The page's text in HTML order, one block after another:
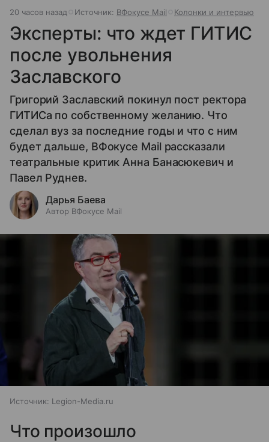
20 часов назад Источник: ВФокусе Mail Колонки и интервью
Эксперты: что ждет ГИТИС
после увольнения
Заславского
Григорий Заславский покинул пост ректора
ГИТИСа по собственному желанию. Что
сделал вуз за последние годы и что с ним
будет дальше, ВФокусе Mail рассказали
театральные критик Анна Банасюкевич и
Павел Руднев.
Дарья Баева
Автор ВФокусе Mail
Источник: Legion-Media.ru
Что произошло